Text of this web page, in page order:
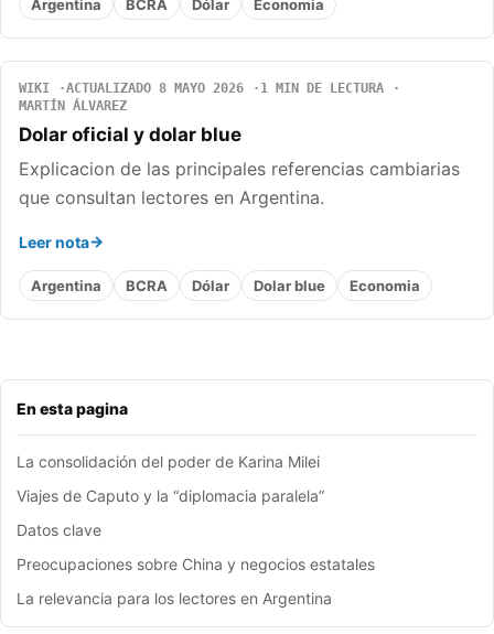
En esta pagina
La consolidación del poder de Karina Milei
Viajes de Caputo y la “diplomacia paralela”
Datos clave
Preocupaciones sobre China y negocios estatales
La relevancia para los lectores en Argentina
Argentina BCRA Dólar Economia
WIKI ACTUALIZADO 8 MAYO 2026
1 MIN DE LECTURA
MARTÍN ÁLVAREZ
Dolar oficial y dolar blue
Explicacion de las principales referencias cambiarias
que consultan lectores en Argentina.
Leer nota
Argentina BCRA Dólar Dolar blue Economia